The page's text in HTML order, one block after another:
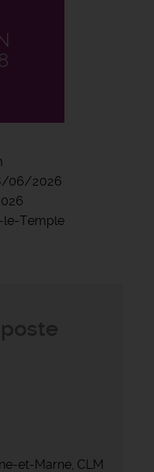
06/2026
le-Temple
et-Marne, CLM